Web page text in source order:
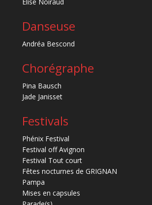
Danseuse
Andréa Bescond
Chorégraphe
Pina Bausch
Jade Janisset
Festivals
Phénix Festival
Festival off Avignon
Festival Tout court
Fêtes nocturnes de GRIGNAN
Pampa
Mises en capsules